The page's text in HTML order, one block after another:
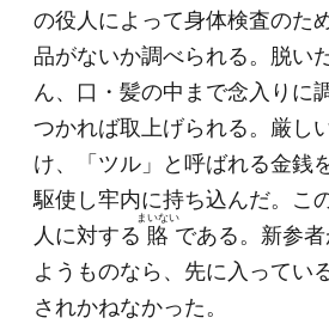
の役人によって身体検査のた
品がないか調べられる。脱い
ん、口・髪の中まで念入りに
つかれば取上げられる。厳し
け、「ツル」と呼ばれる金銭
駆使し牢内に持ち込んだ。こ
人に対する 賂
まいない
である。新参
ようものなら、先に入ってい
されかねなかった。